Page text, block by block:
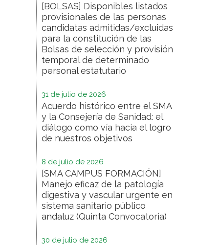
[BOLSAS] Disponibles listados
provisionales de las personas
candidatas admitidas/excluidas
para la constitución de las
Bolsas de selección y provisión
temporal de determinado
personal estatutario
31 de julio de 2026
Acuerdo histórico entre el SMA
y la Consejería de Sanidad: el
diálogo como vía hacia el logro
de nuestros objetivos
8 de julio de 2026
[SMA CAMPUS FORMACIÓN]
Manejo eficaz de la patología
digestiva y vascular urgente en
sistema sanitario público
andaluz (Quinta Convocatoria)
30 de julio de 2026